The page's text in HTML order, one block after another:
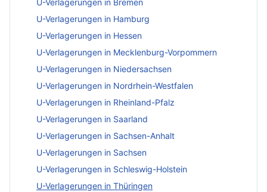
U-Verlagerungen in Bremen
U-Verlagerungen in Hamburg
U-Verlagerungen in Hessen
U-Verlagerungen in Mecklenburg-Vorpommern
U-Verlagerungen in Niedersachsen
U-Verlagerungen in Nordrhein-Westfalen
U-Verlagerungen in Rheinland-Pfalz
U-Verlagerungen in Saarland
U-Verlagerungen in Sachsen-Anhalt
U-Verlagerungen in Sachsen
U-Verlagerungen in Schleswig-Holstein
U-Verlagerungen in Thüringen